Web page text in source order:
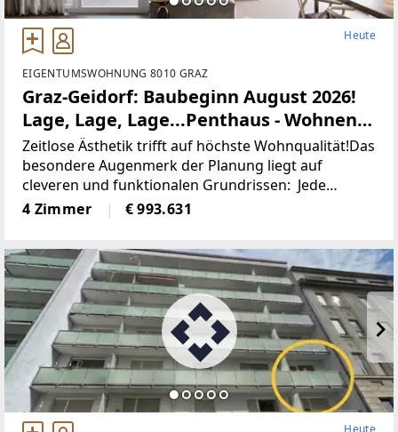
Heute
EIGENTUMSWOHNUNG 8010 GRAZ
Graz-Geidorf: Baubeginn August 2026!
Lage, Lage, Lage...Penthaus - Wohnen
mit Stil und Leichtigkeit – Erstbezug,
einzigartige Architektur & Honorarfrei
für Käufer: innen!
Zeitlose Ästhetik trifft auf höchste Wohnqualität!Das
besondere Augenmerk der Planung liegt auf
cleveren und funktionalen Grundrissen: Jede
Wohnung punktet mit offenen, hellen Wohn-Ess-
Bereichen, ruhigen Schlafzimmern, praktischen
4 Zimmer € 993.631
Heute